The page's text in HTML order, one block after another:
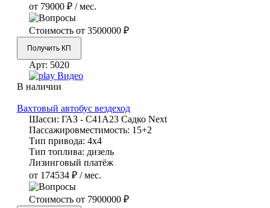
от 79000 ₽ / мес.
Стоимость от 3500000 ₽
Получить КП
Арт: 5020
Видео
В наличии
Вахтовый автобус вездеход
Шасси: ГАЗ - С41А23 Садко Next
Пассажировместимость: 15+2
Тип привода: 4х4
Тип топлива: дизель
Лизинговый платёж
от 174534 ₽ / мес.
Стоимость от 7900000 ₽